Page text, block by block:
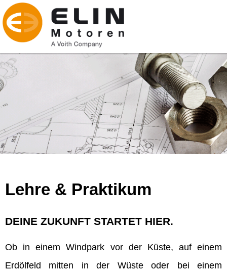
Lehre & Praktikum
DEINE ZUKUNFT STARTET HIER.
Ob in einem Windpark vor der Küste, auf einem
Erdölfeld mitten in der Wüste oder bei einem